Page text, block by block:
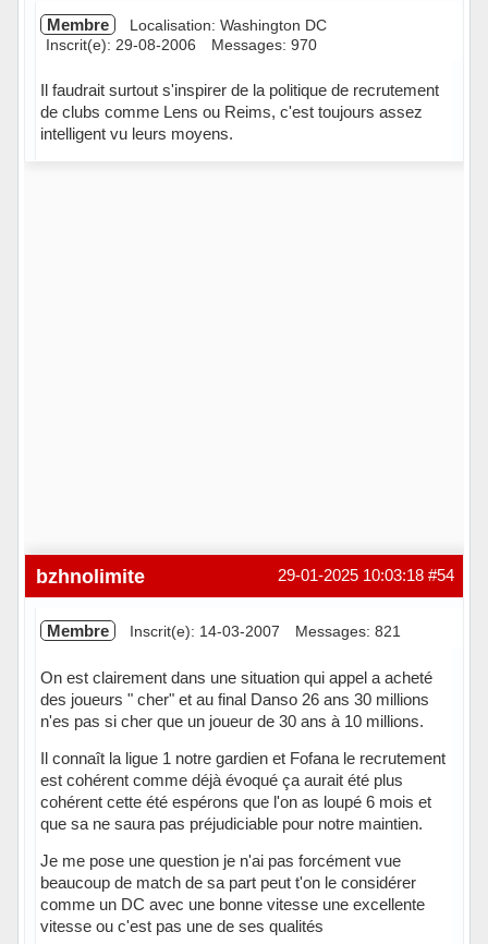
Membre
Localisation: Washington DC
Inscrit(e): 29-08-2006
Messages: 970
Il faudrait surtout s'inspirer de la politique de recrutement
de clubs comme Lens ou Reims, c'est toujours assez
intelligent vu leurs moyens.
#54
29-01-2025 10:03:18
bzhnolimite
Membre Inscrit(e): 14-03-2007 Messages: 821
On est clairement dans une situation qui appel a acheté
des joueurs " cher" et au final Danso 26 ans 30 millions
n'es pas si cher que un joueur de 30 ans à 10 millions.
Il connaît la ligue 1 notre gardien et Fofana le recrutement
est cohérent comme déjà évoqué ça aurait été plus
cohérent cette été espérons que l'on as loupé 6 mois et
que sa ne saura pas préjudiciable pour notre maintien.
Je me pose une question je n'ai pas forcément vue
beaucoup de match de sa part peut t'on le considérer
comme un DC avec une bonne vitesse une excellente
vitesse ou c'est pas une de ses qualités